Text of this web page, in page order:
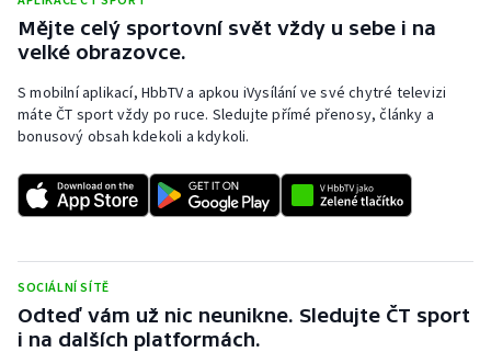
Mějte celý sportovní svět vždy u sebe i na
velké obrazovce.
S mobilní aplikací, HbbTV a apkou iVysílání ve své chytré televizi
máte ČT sport vždy po ruce. Sledujte přímé přenosy, články a
bonusový obsah kdekoli a kdykoli.
SOCIÁLNÍ SÍTĚ
Odteď vám už nic neunikne. Sledujte ČT sport
i na dalších platformách.